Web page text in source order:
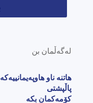
لەگەڵمان بن
هاتنە ناو هاوپەیمانییەکە
پاڵپشتی
کۆمەکمان بکە